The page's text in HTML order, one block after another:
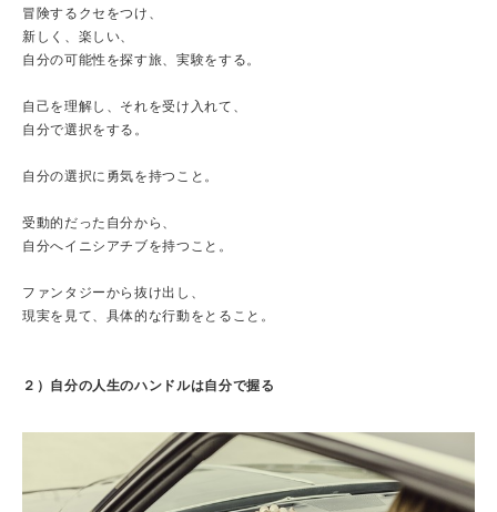
冒険するクセをつけ、
新しく、楽しい、
自分の可能性を探す旅、実験をする。
自己を理解し、それを受け入れて、
自分で選択をする。
自分の選択に勇気を持つこと。
受動的だった自分から、
自分へイニシアチブを持つこと。
ファンタジーから抜け出し、
現実を見て、具体的な行動をとること。
２）自分の人生のハンドルは自分で握る